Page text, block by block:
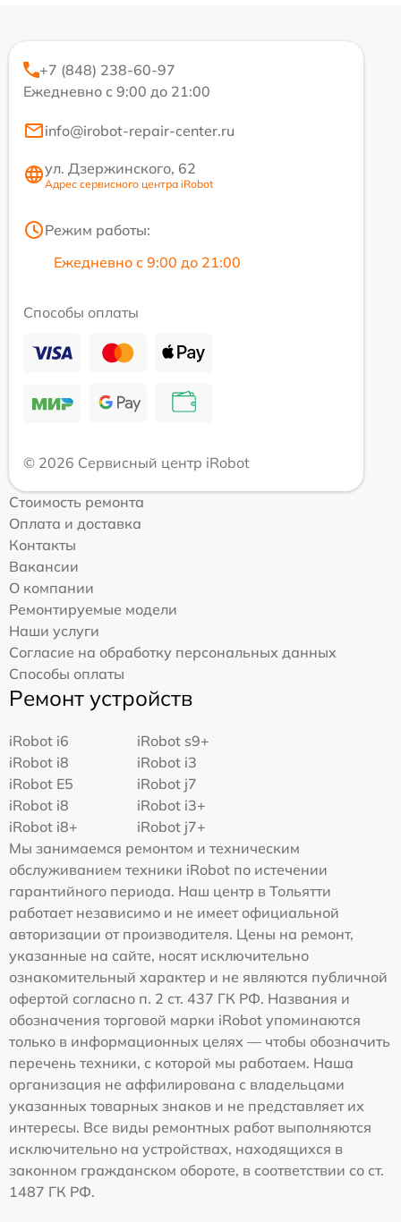
+7 (848) 238-60-97
Ежедневно с 9:00 до 21:00
info@irobot-repair-center.ru
ул. Дзержинского, 62
Адрес сервисного центра iRobot
Режим работы:
Ежедневно с 9:00 до 21:00
Способы оплаты
© 2026 Сервисный центр iRobot
Стоимость ремонта
Оплата и доставка
Контакты
Вакансии
О компании
Ремонтируемые модели
Наши услуги
Согласие на обработку персональных данных
Способы оплаты
Ремонт устройств
iRobot i6
iRobot s9+
iRobot i8
iRobot i3
iRobot E5
iRobot j7
iRobot i8
iRobot i3+
iRobot i8+
iRobot j7+
Мы занимаемся ремонтом и техническим
обслуживанием техники iRobot по истечении
гарантийного периода. Наш центр в Тольятти
работает независимо и не имеет официальной
авторизации от производителя. Цены на ремонт,
указанные на сайте, носят исключительно
ознакомительный характер и не являются публичной
офертой согласно п. 2 ст. 437 ГК РФ. Названия и
обозначения торговой марки iRobot упоминаются
только в информационных целях — чтобы обозначить
перечень техники, с которой мы работаем. Наша
организация не аффилирована с владельцами
указанных товарных знаков и не представляет их
интересы. Все виды ремонтных работ выполняются
исключительно на устройствах, находящихся в
законном гражданском обороте, в соответствии со ст.
1487 ГК РФ.